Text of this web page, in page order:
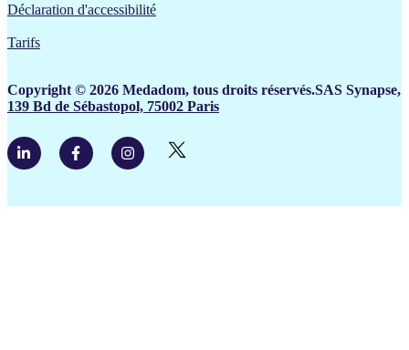
Déclaration d'accessibilité
Tarifs
Copyright © 2026 Medadom, tous droits réservés.SAS Synapse,
139 Bd de Sébastopol, 75002 Paris